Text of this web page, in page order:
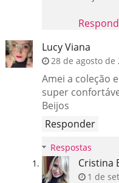
Lucy Viana
28 de agosto de
Amei a coleção
super
Beijos
Responder
Respostas
Cristina
1 de